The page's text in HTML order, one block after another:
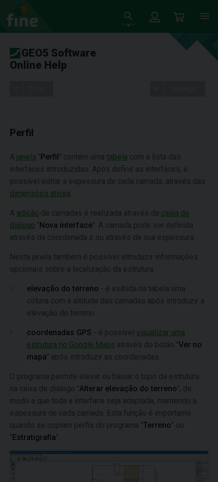
GEO5 Software
Online Help
Perfil
A janela "Perfil" contém uma tabela com a lista das
interfaces introduzidas. Após definir as interfaces, é
possível editar a espessura de cada camada, através das
dimensões ativas
A adição de camadas é realizada através da caixa de
diálogo "Nova interface". A camada pode ser definida
através da coordenada z ou através da sua espessura.
Nesta janela também é possível introduzir informações
opcionais sobre a localização da estrutura:
elevação do terreno - é exibida na tabela uma
coluna com a altitude das camadas após introduzir a
elevação do terreno
coordenadas GPS - é possível visualizar uma
estrutura no Google Maps através do botão "Ver no
mapa" após introduzir as coordenadas.
O programa permite elevar ou baixar o topo da estrutura
na caixa de diálogo "Alterar elevação do terreno", de
modo a que toda a interface seja adaptada, mantendo a
espessura de cada camada. Esta função é importante
quando se copiam perfis do programa "Terreno" ou
"Estratigrafia".